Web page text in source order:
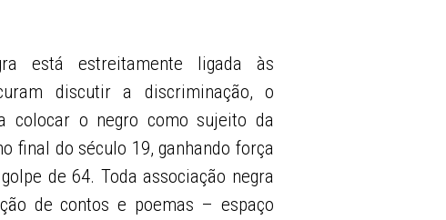
está estreitamente ligada às
discutir a discriminação, o
colocar o negro como sujeito da
final do século 19, ganhando força
de 64. Toda associação negra
de contos e poemas – espaço